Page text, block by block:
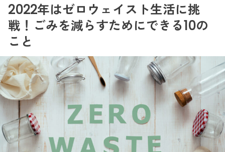
2022年はゼロウェイスト生活に挑
戦！ごみを減らすためにできる10の
こと